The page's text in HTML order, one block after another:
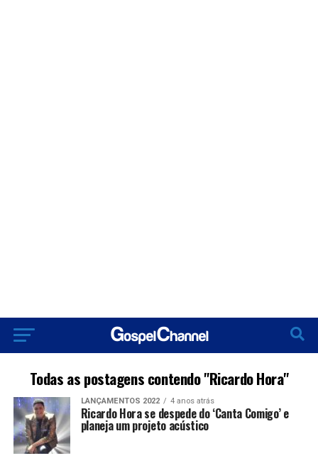
Todas as postagens contendo "Ricardo Hora"
LANÇAMENTOS 2022 4 anos atrás
Ricardo Hora se despede do ‘Canta Comigo’ e
planeja um projeto acústico